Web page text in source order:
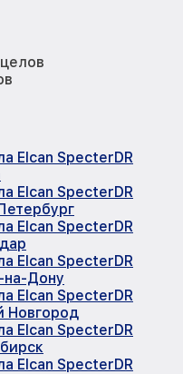
Elcan SpecterDR
Elcan SpecterDR
Elcan SpecterDR
Elcan SpecterDR
на-Дону
Elcan SpecterDR
Новгород
Elcan SpecterDR
Elcan SpecterDR